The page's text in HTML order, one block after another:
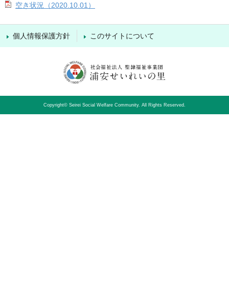
空き状況（2020.10.01）
個人情報保護方針 このサイトについて
Copyright© Seirei Social Welfare Community. All Rights Reserved.